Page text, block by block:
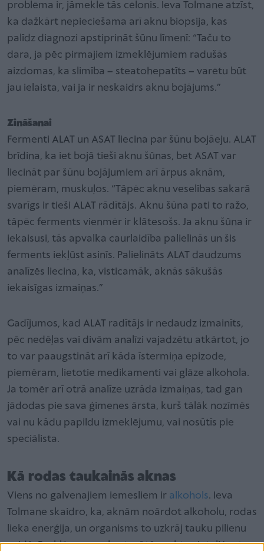
problēma ir, jāmeklē tās cēlonis. Ieva Tolmane atzīst,
ka dažkārt nepieciešama arī aknu biopsija, kas
palīdz diagnozi apstiprināt šūnu līmenī: “Taču to
dara, ja pēc pirmajiem izmeklējumiem radušās
aizdomas, ka slimība – steatohepatīts – varētu būt
jau ielaista, vai ja ir neskaidrs aknu bojājums.”
Zināšanai
Fermenti ALAT un ASAT liecina par šūnu bojāeju. ALAT
brīdina, ka iet bojā tieši aknu šūnas, bet ASAT var
liecināt par šūnu bojājumiem arī ārpus aknām,
piemēram, muskuļos. “Tāpēc aknu veselības sakarā
svarīgs ir tieši ALAT rādītājs. Aknu šūna pati to ražo,
tāpēc ferments vienmēr ir klātesošs. Ja aknu šūna ir
iekaisusi, tās apvalka caurlaidība palielinās un šis
ferments iekļūst asinīs. Palielināts ALAT daudzums
analīzēs liecina, ka, visticamāk, aknās sākušās
iekaisīgas izmaiņas.”
Gadījumos, kad ALAT radītājs ir nedaudz izmainīts,
pēc nedēļas vai divām analīzi vajadzētu atkārtot, jo
to var paaugstināt arī kāda īstermiņa epizode,
piemēram, lietotie medikamenti vai glāze alkohola.
Ja tomēr arī otrā analīze uzrāda izmaiņas, tad gan
jādodas pie sava ģimenes ārsta, kurš tālāk nozīmēs
vai nu kādu papildu izmeklējumu, vai nosūtīs pie
speciālista.
Kā rodas taukainās aknas
Viens no galvenajiem iemesliem ir alkohols. Ieva
Tolmane skaidro, ka, aknām noārdot alkoholu, rodas
lieka enerģija, un organisms to uzkrāj tauku pilienu
veidā. Problēma var skart arī tā sauktos inteliģentos